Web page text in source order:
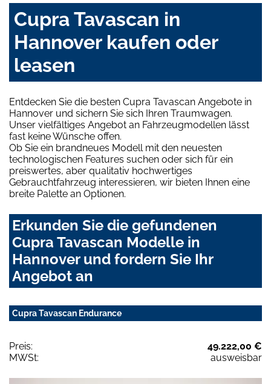
Cupra Tavascan in
Hannover kaufen oder
leasen
Entdecken Sie die besten Cupra Tavascan Angebote in
Hannover und sichern Sie sich Ihren Traumwagen.
Unser vielfältiges Angebot an Fahrzeugmodellen lässt
fast keine Wünsche offen.
Ob Sie ein brandneues Modell mit den neuesten
technologischen Features suchen oder sich für ein
preiswertes, aber qualitativ hochwertiges
Gebrauchtfahrzeug interessieren, wir bieten Ihnen eine
breite Palette an Optionen.
Erkunden Sie die gefundenen
Cupra Tavascan Modelle in
Hannover und fordern Sie Ihr
Angebot an
Cupra Tavascan Endurance
Preis:
49.222,00 €
MWSt:
ausweisbar